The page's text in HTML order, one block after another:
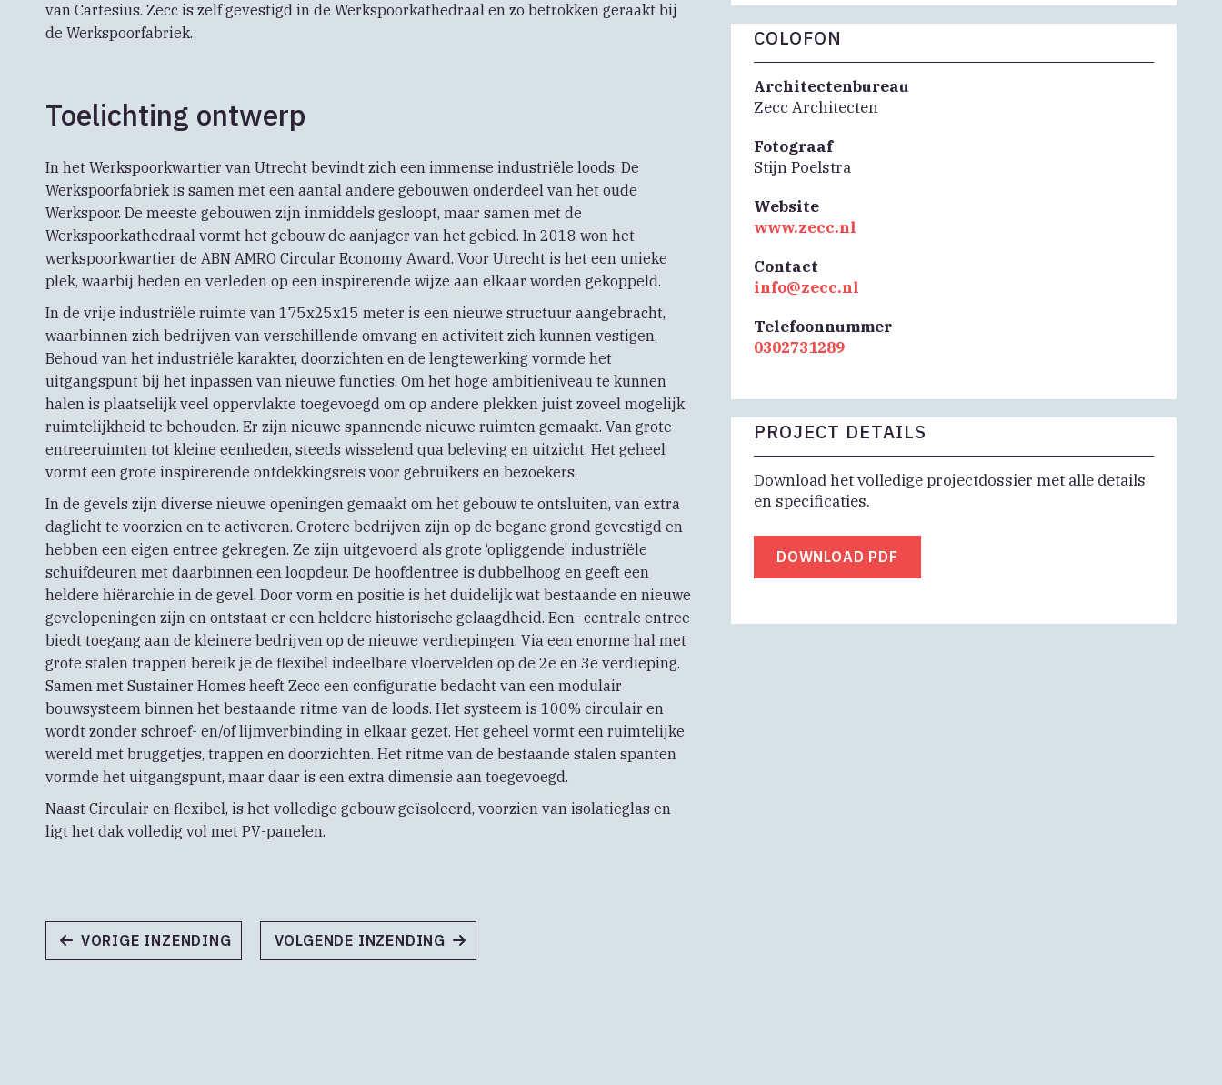
van Cartesius. Zecc is zelf gevestigd in de Werkspoorkathedraal en zo betrokken geraakt bij
de Werkspoorfabriek.
Toelichting ontwerp
In het Werkspoorkwartier van Utrecht bevindt zich een immense industriële loods. De
Werkspoorfabriek is samen met een aantal andere gebouwen onderdeel van het oude
Werkspoor. De meeste gebouwen zijn inmiddels gesloopt, maar samen met de
Werkspoorkathedraal vormt het gebouw de aanjager van het gebied. In 2018 won het
werkspoorkwartier de ABN AMRO Circular Economy Award. Voor Utrecht is het een unieke
plek, waarbij heden en verleden op een inspirerende wijze aan elkaar worden gekoppeld.
In de vrije industriële ruimte van 175x25x15 meter is een nieuwe structuur aangebracht,
waarbinnen zich bedrijven van verschillende omvang en activiteit zich kunnen vestigen.
Behoud van het industriële karakter, doorzichten en de lengtewerking vormde het
uitgangspunt bij het inpassen van nieuwe functies. Om het hoge ambitieniveau te kunnen
halen is plaatselijk veel oppervlakte toegevoegd om op andere plekken juist zoveel mogelijk
ruimtelijkheid te behouden. Er zijn nieuwe spannende nieuwe ruimten gemaakt. Van grote
entreeruimten tot kleine eenheden, steeds wisselend qua beleving en uitzicht. Het geheel
vormt een grote inspirerende ontdekkingsreis voor gebruikers en bezoekers.
In de gevels zijn diverse nieuwe openingen gemaakt om het gebouw te ontsluiten, van extra
daglicht te voorzien en te activeren. Grotere bedrijven zijn op de begane grond gevestigd en
hebben een eigen entree gekregen. Ze zijn uitgevoerd als grote ‘opliggende’ industriële
schuifdeuren met daarbinnen een loopdeur. De hoofdentree is dubbelhoog en geeft een
heldere hiërarchie in de gevel. Door vorm en positie is het duidelijk wat bestaande en nieuwe
gevelopeningen zijn en ontstaat er een heldere historische gelaagdheid. Een -centrale entree
biedt toegang aan de kleinere bedrijven op de nieuwe verdiepingen. Via een enorme hal met
grote stalen trappen bereik je de flexibel indeelbare vloervelden op de 2e en 3e verdieping.
Samen met Sustainer Homes heeft Zecc een configuratie bedacht van een modulair
bouwsysteem binnen het bestaande ritme van de loods. Het systeem is 100% circulair en
wordt zonder schroef- en/of lijmverbinding in elkaar gezet. Het geheel vormt een ruimtelijke
wereld met bruggetjes, trappen en doorzichten. Het ritme van de bestaande stalen spanten
vormde het uitgangspunt, maar daar is een extra dimensie aan toegevoegd.
Naast Circulair en flexibel, is het volledige gebouw geïsoleerd, voorzien van isolatieglas en
ligt het dak volledig vol met PV-panelen.
VORIGE INZENDING VOLGENDE INZENDING
COLOFON
Architectenbureau
Zecc Architecten
Fotograaf
Stijn Poelstra
Website
www.zecc.nl
Contact
info@zecc.nl
Telefoonnummer
0302731289
PROJECT DETAILS
Download het volledige projectdossier met alle details
en specificaties.
DOWNLOAD PDF